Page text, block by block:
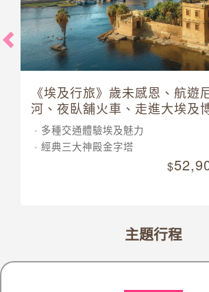
《埃及行旅》歲未感恩、航遊
河、夜臥舖火車、走進大埃及
館 10 日
多種交通體驗埃及魅力
經典三大神殿金字塔
主題行程